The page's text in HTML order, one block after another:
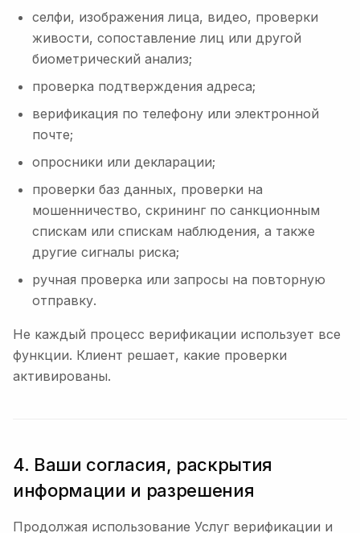
селфи, изображения лица, видео, проверки
живости, сопоставление лиц или другой
биометрический анализ;
проверка подтверждения адреса;
верификация по телефону или электронной
почте;
опросники или декларации;
проверки баз данных, проверки на
мошенничество, скрининг по санкционным
спискам или спискам наблюдения, а также
другие сигналы риска;
ручная проверка или запросы на повторную
отправку.
Не каждый процесс верификации использует все
функции. Клиент решает, какие проверки
активированы.
4. Ваши согласия, раскрытия
информации и разрешения
Продолжая использование Услуг верификации и